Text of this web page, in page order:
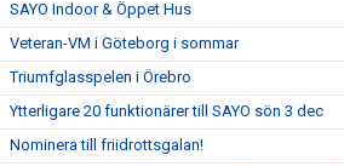
SAYO Indoor & Öppet Hus
Veteran-VM i Göteborg i sommar
Triumfglasspelen i Örebro
Ytterligare 20 funktionärer till SAYO sön 3 dec
Nominera till friidrottsgalan!